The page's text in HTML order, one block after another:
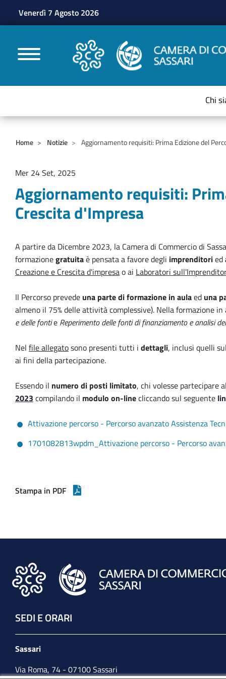
Venerdì 7 Agosto 2026
CAMERE DI
Chi
Home Notizie Aggiornamento requisiti: Prima Edizione del
Mer 24 Set, 2025
Aggiornamento requisiti:
Crescita d'Impresa
A partire da Dicembre 2023, la Camera di Commercio di
formazionegratuitaè pensata a favore degli imprenditoried
Creazione e Crescita d'impresao ai Laboratori
Il Percorso prevede una parte di formazione in aulaed una
almeno il 75% delle attività complessive). Nella formazione
e delle fontie Reperimento delle fonti di finanziamento e analisi
Nel file allegatosono presenti tutti i dettagli, inclusi quelli
ai fini della partecipazione.
Essendo il numero di posti limitato, chi volesse partecipare
2023 compilando il modulo on-linecliccando sul seguente
Attivazione percorso - Percorso avanzato Assistenza
1701082813wpdm_Attivazione percorso - Percorso
Stampa in PDF
SEDI E ORARI
Sassari
Via Roma, 74 - 07100 Sassari